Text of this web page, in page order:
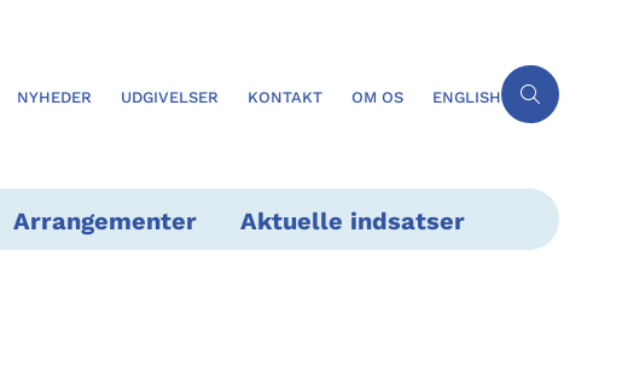
NYHEDER UDGIVELSER KONTAKT OM OS ENGLISH
Arrangementer Aktuelle indsatser